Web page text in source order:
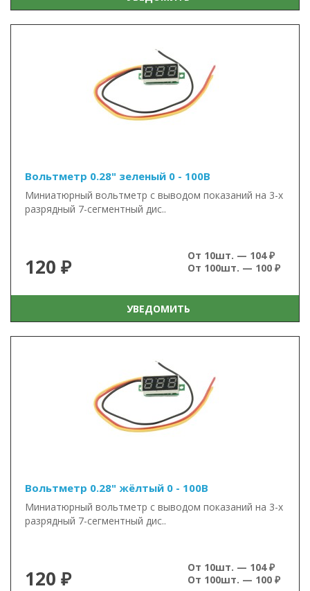
Вольтметр 0.28" зеленый 0 - 100В
Миниатюрный вольтметр с выводом показаний на 3-х
разрядный 7-сегментный дис..
120 ₽
От 10шт. — 104 ₽
От 100шт. — 100 ₽
УВЕДОМИТЬ
Вольтметр 0.28" жёлтый 0 - 100В
Миниатюрный вольтметр с выводом показаний на 3-х
разрядный 7-сегментный дис..
120 ₽
От 10шт. — 104 ₽
От 100шт. — 100 ₽